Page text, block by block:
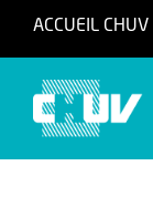
ACCUEIL CHUV